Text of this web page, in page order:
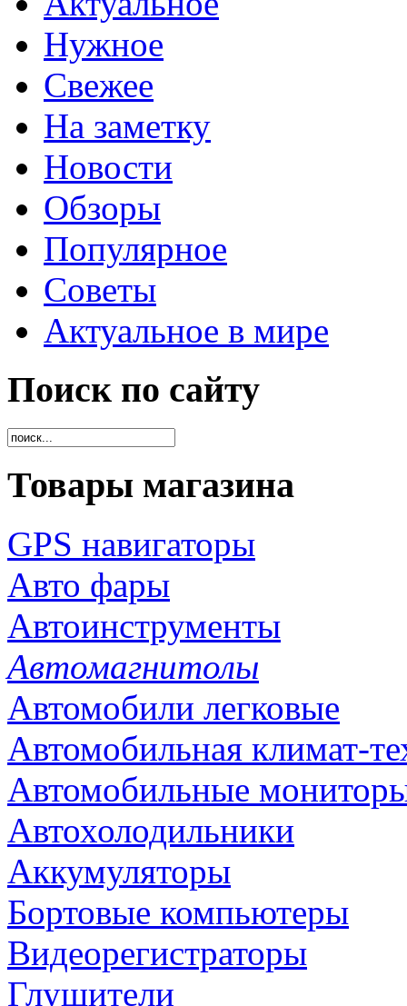
Нужное
Свежее
На заметку
Новости
Обзоры
Популярное
Советы
Актуальное в мире
Поиск по сайту
Товары магазина
GPS навигаторы
Авто фары
Автоинструменты
Автомагнитолы
Автомобили легковые
Автомобильная климат-
Автомобильные
Автохолодильники
Аккумуляторы
Бортовые компьютеры
Видеорегистраторы
Глушители